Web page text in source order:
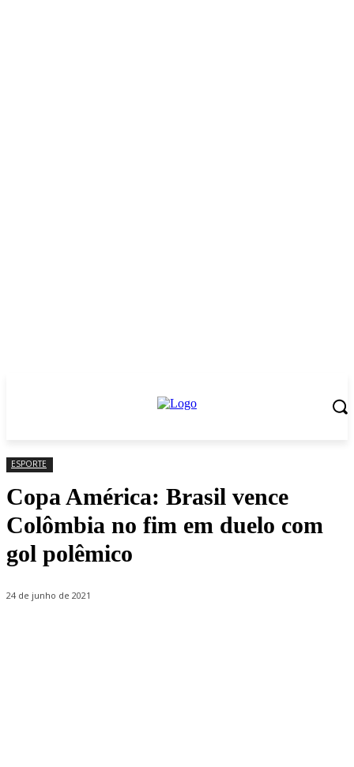
ESPORTE
Copa América: Brasil vence
Colômbia no fim em duelo com
gol polêmico
24 de junho de 2021